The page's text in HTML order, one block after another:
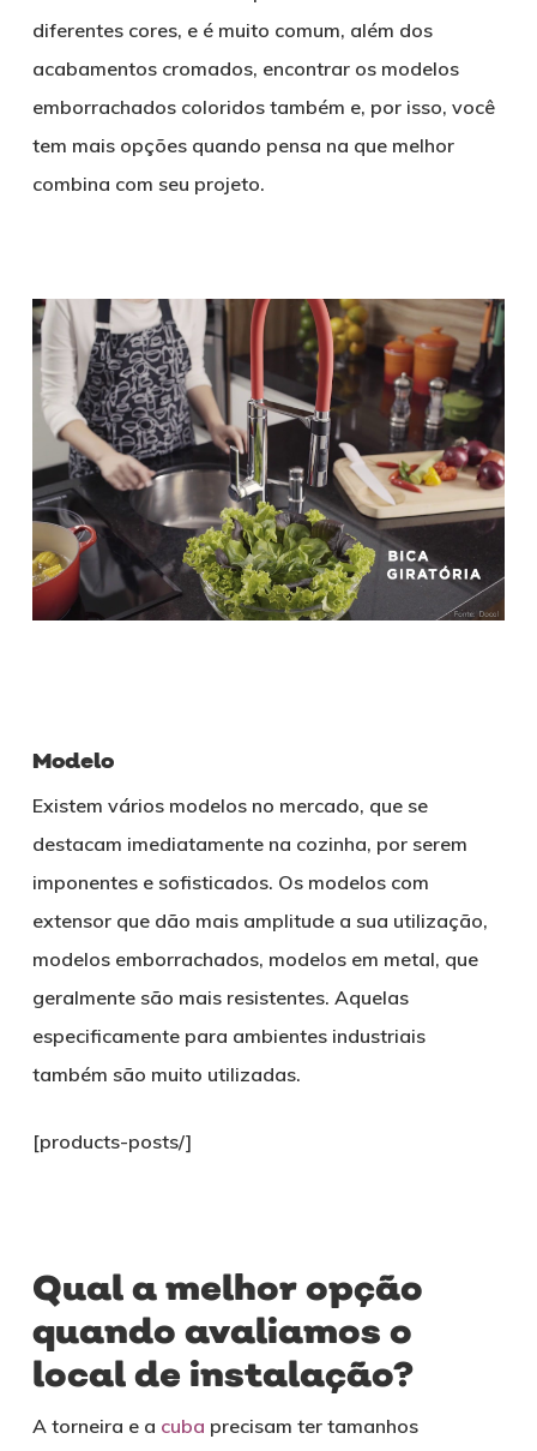
diferentes cores, e é muito comum, além dos
acabamentos cromados, encontrar os modelos
emborrachados coloridos também e, por isso, você
tem mais opções quando pensa na que melhor
combina com seu projeto.
Modelo
Existem vários modelos no mercado, que se
destacam imediatamente na cozinha, por serem
imponentes e sofisticados. Os modelos com
extensor que dão mais amplitude a sua utilização,
modelos emborrachados, modelos em metal, que
geralmente são mais resistentes. Aquelas
especificamente para ambientes industriais
também são muito utilizadas.
[products-posts/]
Qual a melhor opção
quando avaliamos o
local de instalação?
A torneira e a cuba precisam ter tamanhos